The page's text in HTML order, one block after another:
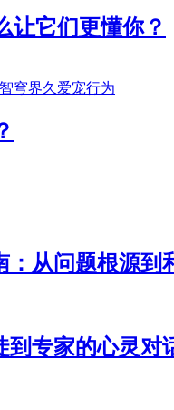
让它们更懂你？
从问题根源到
到专家的心灵对